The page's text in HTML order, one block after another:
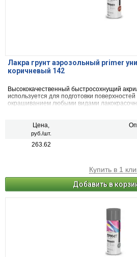
Лакра грунт аэрозольный primer
коричневый 142
Высококачественный быстросохнущий
используется для подготовки
окрашиванием любыми видами
Применяется для наружных и внутренних
Цена,
руб./шт.
263.62
Купить в 1
Добавить в